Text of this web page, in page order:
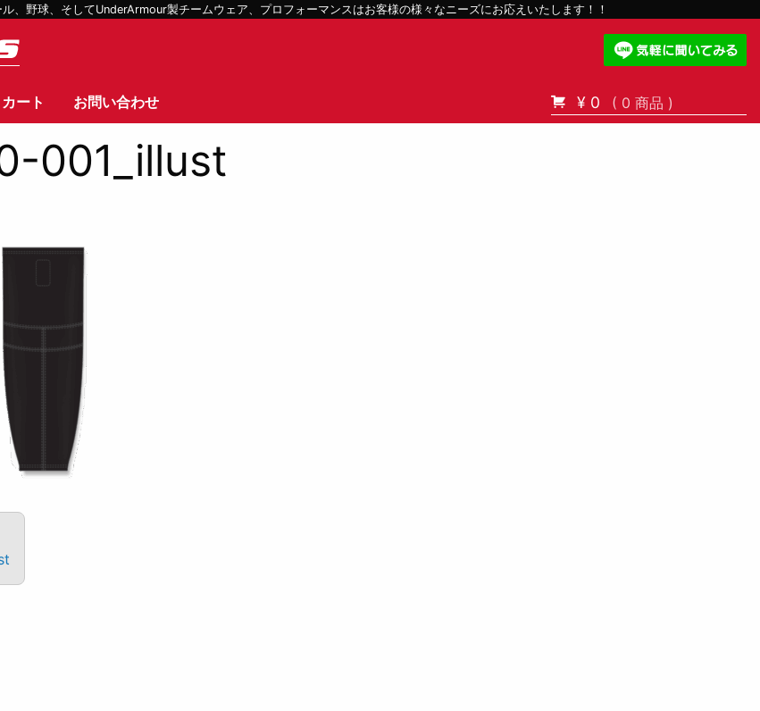
、野球、そしてUnderArmour製チームウェア、プロフォーマンスはお客様の様々なニーズにお応えいたします！！
カート お問い合わせ ¥ 0 ( 0 商品 )
001_illust